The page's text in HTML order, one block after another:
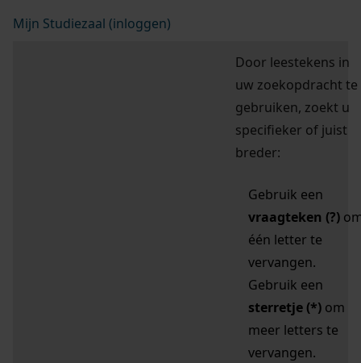
Mijn Studiezaal (inloggen)
Door leestekens in
uw zoekopdracht te
gebruiken, zoekt u
specifieker of juist
breder:
Gebruik een
vraagteken (?)
één letter te
vervangen.
Gebruik een
sterretje (*) om
meer letters te
vervangen.